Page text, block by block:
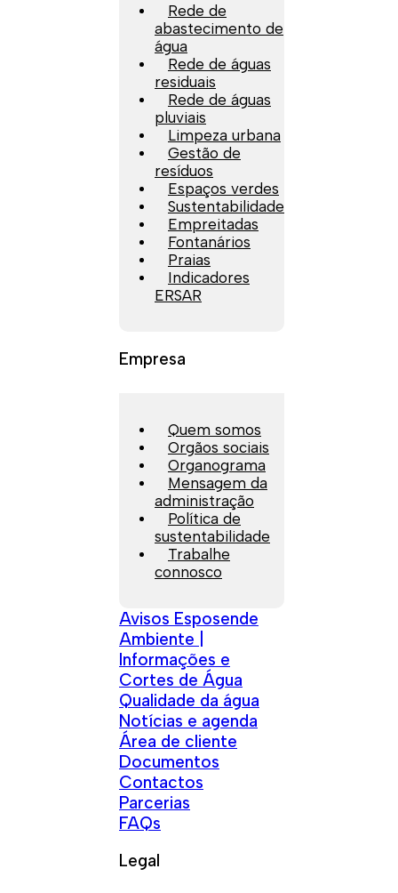
Rede de
abastecimento de
água
Rede de águas
residuais
Rede de águas
pluviais
Limpeza urbana
Gestão de
resíduos
Espaços verdes
Sustentabilidade
Empreitadas
Fontanários
Praias
Indicadores
ERSAR
Empresa
Quem somos
Orgãos sociais
Organograma
Mensagem da
administração
Política de
sustentabilidade
Trabalhe
connosco
Avisos Esposende
Ambiente |
Informações e
Cortes de Água
Qualidade da água
Notícias e agenda
Área de cliente
Documentos
Contactos
Parcerias
FAQs
Legal